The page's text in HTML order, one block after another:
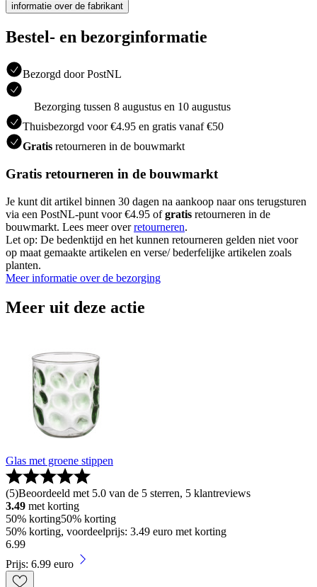
informatie over de fabrikant
Bestel- en bezorginformatie
Bezorgd door PostNL
Bezorging tussen 8 augustus en 10 augustus
Thuisbezorgd voor €4.95 en gratis vanaf €50
Gratis retourneren in de bouwmarkt
Gratis retourneren in de bouwmarkt
Je kunt dit artikel binnen 30 dagen na aankoop naar ons terugsturen
via een PostNL-punt voor €4.95 ofgratis retourneren in de
bouwmarkt. Lees meer overretourneren.
Let op: De bedenktijd en het kunnen retourneren gelden niet voor
op maat gemaakte artikelen en verse/ bederfelijke artikelen zoals
planten.
Meer informatie over de bezorging
Meer uit deze actie
Glas met groene stippen
(5)Beoordeeld met 5.0 van de 5 sterren, 5 klantreviews
3.49 met korting
50% korting50% korting
50% korting, voordeelprijs: 3.49 euro met korting
6.99
Prijs: 6.99 euro